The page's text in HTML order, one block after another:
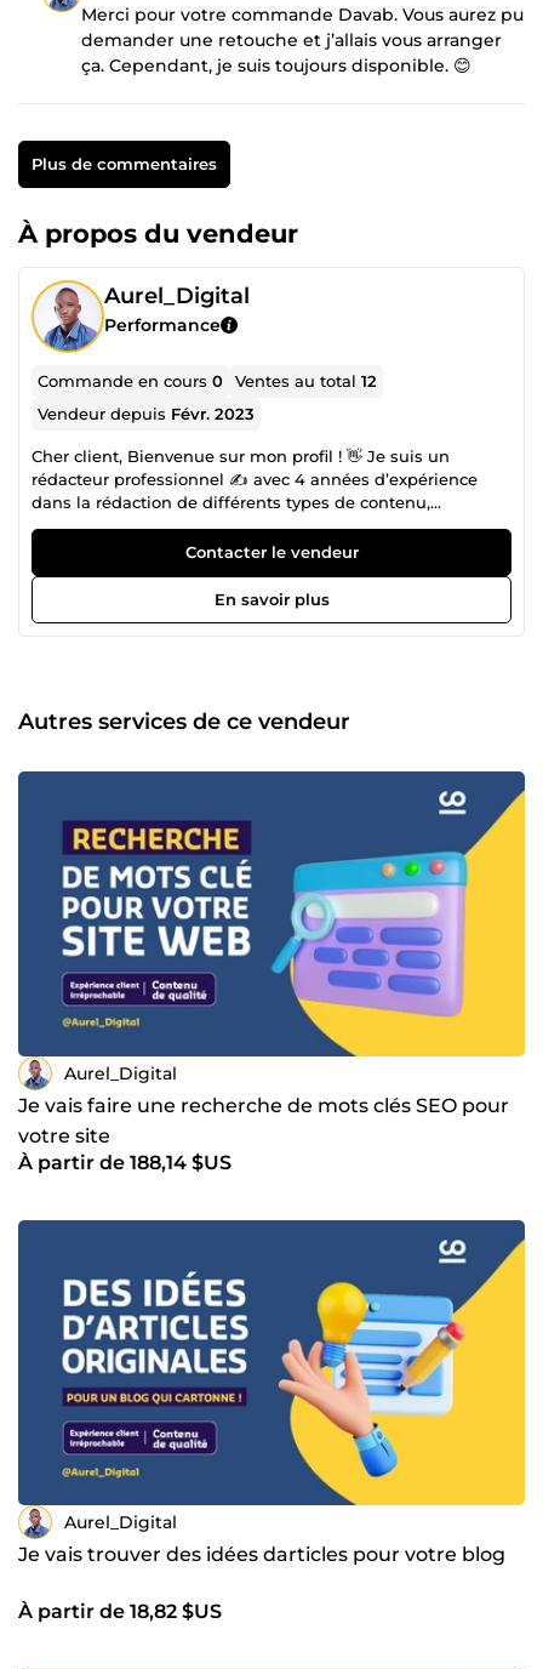
Merci pour votre commande Davab. Vous aurez pu
demander une retouche et j’allais vous arranger
ça. Cependant, je suis toujours disponible. 😊
Plus de commentaires
À propos du vendeur
Aurel_Digital
Performance
Commande en cours0 Ventes au total12
Vendeur depuis Févr. 2023
Cher client, Bienvenue sur mon profil ! 👋 Je suis un
rédacteur professionnel ✍️ avec 4 années d’expérience
dans la rédaction de différents types de contenu,
notamment les articles de blog, les livres électroniques 📚,
les scripts de vidéo et les descriptions de produits. Je suis
passionné par l’écriture et je suis toujours à la recherche
de nouveaux défis. En dehors de ComeUp, j’ai
accompagné plusieurs entrepreneurs dans leurs projets.
porter leurs projets à succès. 🎯✅ En effet, je suis un expert
en rédaction de contenus de qualité supérieure, clairs,
collaboration avec mes clients pour comprendre leurs
besoins et répondre à leurs attentes. De plus, je suis
capable de travailler en respectant les délais impartis, et je
suis toujours à l’écoute des commentaires et des
suggestions de mes clients pour améliorer la qualité de
mon travail. Je serai ravi de mettre mes compétences en
rédaction et en SEO à votre disposition et de vous aider à
concevoir des textes de qualité supérieure pour votre
entreprise ou votre projet personnel. Contactez-moi pour
toute préoccupation ou pour discuter de votre projet. Au
plaisir 🙂🤝
Contacter le vendeur
En savoir plus
Autres services de ce vendeur
Aurel_Digital
Je vais faire une recherche de mots clés SEO pour
votre site
À partir de 188,14 $US
Aurel_Digital
Je vais trouver des idées darticles pour votre blog
À partir de 18,82 $US